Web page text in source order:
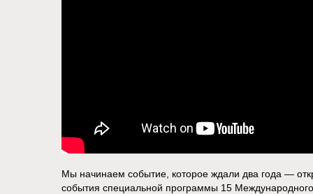
Мы начинаем событие, которое ждали два года —
события специальной программы 15